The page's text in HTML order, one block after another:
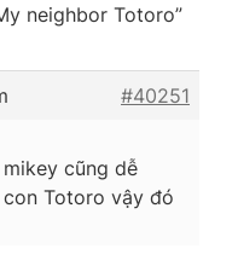
neighbor Totoro”
#40251
cũng dễ
Totoro vậy đó